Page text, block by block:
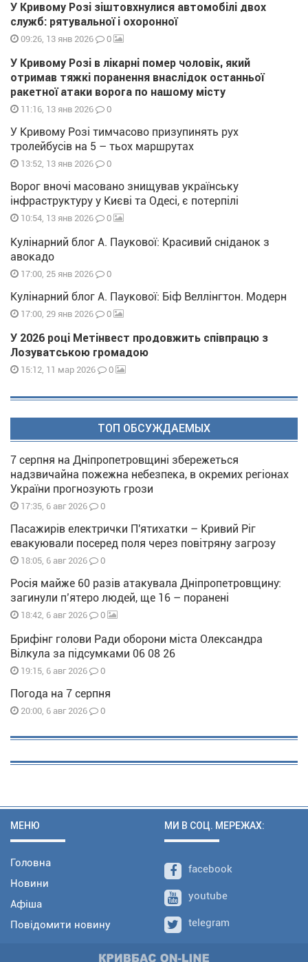
У Кривому Розі зіштовхнулися автомобілі двох
служб: рятувальної і охоронної
09:26, 13 янв 2026 0
У Кривому Розі в лікарні помер чоловік, який
отримав тяжкі поранення внаслідок останньої
ракетної атаки ворога по нашому місту
11:16, 13 янв 2026 0
У Кривому Розі тимчасово призупинять рух
тролейбусів на 5 – тьох маршрутах
13:52, 13 янв 2026 0
Ворог вночі масовано знищував українську
інфраструктуру у Києві та Одесі, є потерпілі
10:54, 13 янв 2026 0
Кулінарний блог А. Паукової: Красивий сніданок з
авокадо
17:00, 25 янв 2026 0
Кулінарний блог А. Паукової: Біф Веллінгтон. Модерн
17:00, 29 янв 2026 0
У 2026 році Метінвест продовжить співпрацю з
Лозуватською громадою
15:12, 11 мар 2026 0
ТОП ОБСУЖДАЕМЫХ
7 серпня на Дніпропетровщині збережеться
надзвичайна пожежна небезпека, в окремих регіонах
України прогнозують грози
17:35, 6 авг 2026 0
Пасажирів електрички П'ятихатки – Кривий Ріг
евакуювали посеред поля через повітряну загрозу
18:05, 6 авг 2026 0
Росія майже 60 разів атакувала Дніпропетровщину:
загинули п’ятеро людей, ще 16 – поранені
18:42, 6 авг 2026 0
Брифінг голови Ради оборони міста Олександра
Вілкула за підсумками 06 08 26
19:15, 6 авг 2026 0
Погода на 7 серпня
20:00, 6 авг 2026 0
МЕНЮ
Головна
Новини
Афіша
Повідомити новину
МИ В СОЦ. МЕРЕЖАХ:
facebook
youtube
telegram